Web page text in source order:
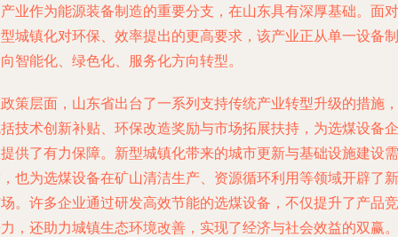
业作为能源装备制造的重要分支，在山东具有深厚基础。面对
城镇化对环保、效率提出的更高要求，该产业正从单一设备制
智能化、绿色化、服务化方向转型。
策层面，山东省出台了一系列支持传统产业转型升级的措施，
技术创新补贴、环保改造奖励与市场拓展扶持，为选煤设备企
供了有力保障。新型城镇化带来的城市更新与基础设施建设需
也为选煤设备在矿山清洁生产、资源循环利用等领域开辟了新
。许多企业通过研发高效节能的选煤设备，不仅提升了产品竞
，还助力城镇生态环境改善，实现了经济与社会效益的双赢。